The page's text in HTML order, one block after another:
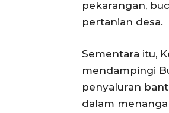
pekarangan,
pertanian desa.
Sementara itu,
mendampingi
penyaluran
dalam